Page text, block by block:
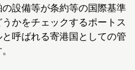
設備等が条約等の国際基準
かをチェックするポートス
呼ばれる寄港国としての管